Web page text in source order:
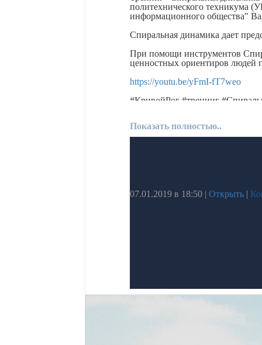
политехнического техникума
информационного общества"
Спиральная динамика дает
При помощи инструментов
ценностных ориентиров людей
https://youtu.be/yFmI-fT7weo
#КривойРог #тренинг
Показать полностью..
07.01.2019 в 18:50 | Открыть |